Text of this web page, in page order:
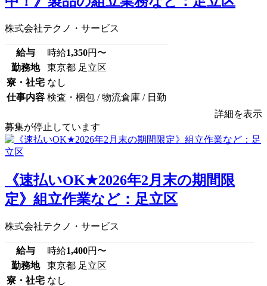
株式会社テクノ・サービス
給与 時給1,350円〜
勤務地
東京都 足立区
寮・社宅 なし
仕事内容 検査・梱包 / 物流倉庫 / 日勤
詳細を表示
募集が停止しています
《速払いOK★2026年2月末の期間限
定》組立作業など：足立区
株式会社テクノ・サービス
給与 時給1,400円〜
勤務地
東京都 足立区
寮・社宅 なし